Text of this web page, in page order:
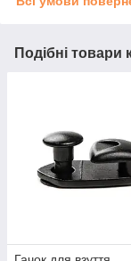
Подібні товари